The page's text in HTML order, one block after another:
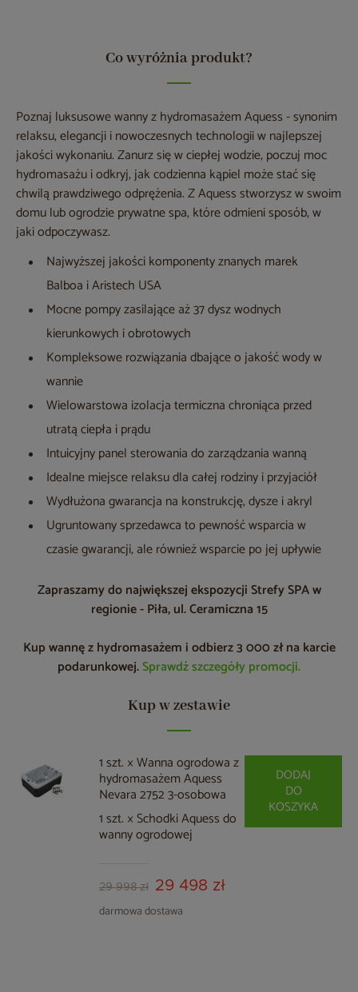
Co wyróżnia produkt?
Poznaj luksusowe wanny z hydromasażem Aquess - synonim
relaksu, elegancji i nowoczesnych technologii w najlepszej
jakości wykonaniu. Zanurz się w ciepłej wodzie, poczuj moc
hydromasażu i odkryj, jak codzienna kąpiel może stać się
chwilą prawdziwego odprężenia. Z Aquess stworzysz w swoim
domu lub ogrodzie prywatne spa, które odmieni sposób, w
jaki odpoczywasz.
Najwyższej jakości komponenty znanych marek
Balboa i Aristech USA
Mocne pompy zasilające aż 37 dysz wodnych
kierunkowych i obrotowych
Kompleksowe rozwiązania dbające o jakość wody w
wannie
Wielowarstowa izolacja termiczna chroniąca przed
utratą ciepła i prądu
Intuicyjny panel sterowania do zarządzania wanną
Idealne miejsce relaksu dla całej rodziny i przyjaciół
Wydłużona gwarancja na konstrukcję, dysze i akryl
Ugruntowany sprzedawca to pewność wsparcia w
czasie gwarancji, ale również wsparcie po jej upływie
Zapraszamy do największej ekspozycji Strefy SPA w
regionie - Piła, ul. Ceramiczna 15
Kup wannę z hydromasażem i odbierz 3 000 zł na karcie
podarunkowej.Sprawdź szczegóły promocji.
Kup w zestawie
1 szt. × Wanna ogrodowa z
hydromasażem Aquess
Nevara 2752 3-osobowa
1 szt. × Schodki Aquess do
wanny ogrodowej
29 998 zł 29 498 zł
darmowa dostawa
DODAJ
DO
KOSZYKA